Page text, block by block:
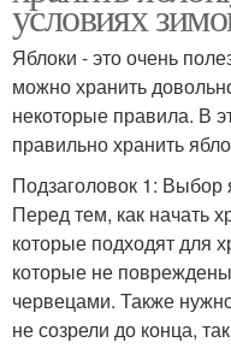
условиях
Яблоки - это очень
можно хранить
некоторые правила. В
правильно хранить
Подзаголовок 1: Выбор
Перед тем, как начать
которые подходят для
которые не
червецами. Также
не созрели до конца,